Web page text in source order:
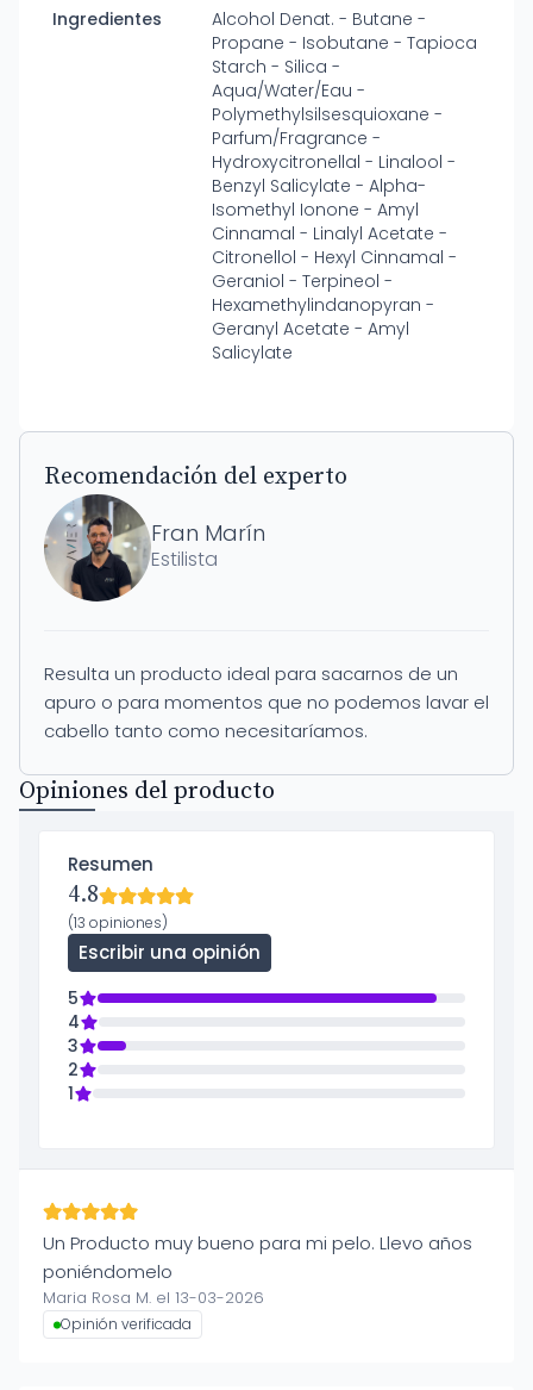
Ingredientes
Alcohol Denat. - Butane -
Propane - Isobutane - Tapioca
Starch - Silica -
Aqua/Water/Eau -
Polymethylsilsesquioxane -
Parfum/Fragrance -
Hydroxycitronellal - Linalool -
Benzyl Salicylate - Alpha-
Isomethyl Ionone - Amyl
Cinnamal - Linalyl Acetate -
Citronellol - Hexyl Cinnamal -
Geraniol - Terpineol -
Hexamethylindanopyran -
Geranyl Acetate - Amyl
Salicylate
Recomendación del experto
Fran Marín
Estilista
Resulta un producto ideal para sacarnos de un
apuro o para momentos que no podemos lavar el
cabello tanto como necesitaríamos.
Opiniones del producto
Resumen
4.8
(13 opiniones)
Escribir una opinión
5
4
3
2
1
Un Producto muy bueno para mi pelo. Llevo años
poniéndomelo
Maria Rosa M. el 13-03-2026
Opinión verificada